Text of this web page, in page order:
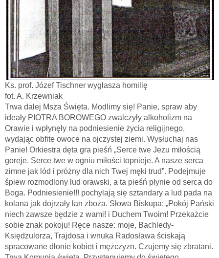
Ks. prof. Józef Tischner wygłasza homilię
fot. A. Krzewniak
Trwa dalej Msza Święta. Modlimy się! Panie, spraw aby
ideały PIOTRA BOROWEGO zwalczyły alkoholizm na
Orawie i wpłynęły na podniesienie życia religijnego,
wydając obfite owoce na ojczystej ziemi. Wysłuchaj nas
Panie! Orkiestra dęta gra pieśń „Serce twe Jezu miłością
goreje. Serce twe w ogniu miłości topnieje. A nasze serca
zimne jak lód i próżny dla nich Twej męki trud”. Podejmuje
śpiew rozmodlony lud orawski, a ta pieśń płynie od serca do
Boga. Podniesienie!!! pochylają się sztandary a lud pada na
kolana jak dojrzały łan zboża. Słowa Biskupa: „Pokój Pański
niech zawsze będzie z wami! i Duchem Twoim! Przekażcie
sobie znak pokoju! Ręce nasze: moje, Bachledy-
Księdzulorza, Trajdosa i wnuka Radosława ściskają
spracowane dłonie kobiet i mężczyzn. Czujemy się zbratani.